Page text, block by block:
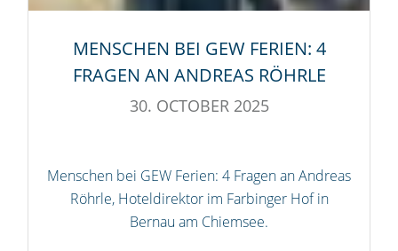
MENSCHEN BEI GEW FERIEN: 4
FRAGEN AN ANDREAS RÖHRLE
30. OCTOBER 2025
Menschen bei GEW Ferien: 4 Fragen an Andreas
Röhrle, Hoteldirektor im Farbinger Hof in
Bernau am Chiemsee.